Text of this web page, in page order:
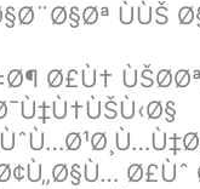
ÙÙŠ
Ø£Ù†